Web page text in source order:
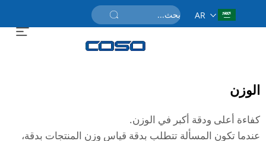
AR
الوزن
كفاءة أعلى ودقة أكبر في الوزن.
عندما تكون المسألة تتطلب بدقة قياس وزن المنتجات بدقة،